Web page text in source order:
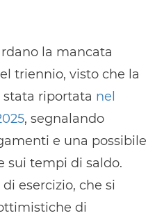
la mancata
triennio, visto che la
stata riportata nel
, segnalando
e una possibile
sui tempi di saldo.
esercizio, che si
di